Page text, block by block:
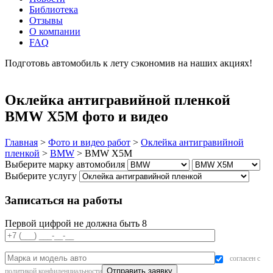
Библиотека
Отзывы
О компании
FAQ
Подготовь автомобиль к лету сэкономив на наших акциях!
Оклейка антигравийной пленкой
BMW X5M фото и видео
Главная > Фото и видео работ > Оклейка антигравийной
пленкой > BMW > BMW X5M
Выберите марку автомобиля
Выберите услугу
Записаться на работы
Первой цифрой не должна быть 8
согласен с